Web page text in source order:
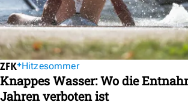
Hitzesommer
Knappes Wasser: Wo die
Jahren verboten ist